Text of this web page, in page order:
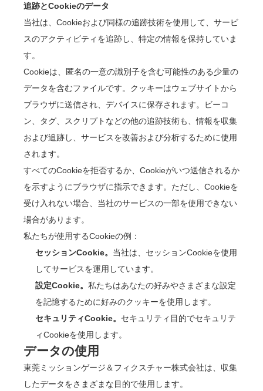
追跡とCookieのデータ
当社は、Cookieおよび同様の追跡技術を使用して、サービ
スのアクティビティを追跡し、特定の情報を保持していま
す。
Cookieは、匿名の一意の識別子を含む可能性のある少量の
データを含むファイルです。クッキーはウェブサイトから
ブラウザに送信され、デバイスに保存されます。ビーコ
ン、タグ、スクリプトなどの他の追跡技術も、情報を収集
および追跡し、サービスを改善および分析するために使用
されます。
すべてのCookieを拒否するか、Cookieがいつ送信されるか
を示すようにブラウザに指示できます。ただし、Cookieを
受け入れない場合、当社のサービスの一部を使用できない
場合があります。
私たちが使用するCookieの例：
セッションCookie。 当社は、セッションCookieを使用
してサービスを運用しています。
設定Cookie。 私たちはあなたの好みやさまざまな設定
を記憶するために好みのクッキーを使用します。
セキュリティCookie。 セキュリティ目的でセキュリテ
ィCookieを使用します。
データの使用
東莞ミッションゲージ＆フィクスチャー株式会社は、収集
したデータをさまざまな目的で使用します。